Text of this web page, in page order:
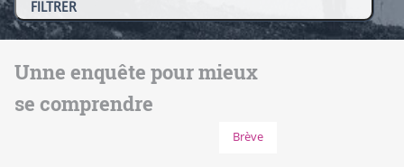
Unne enquête pour mieux
se comprendre
Brève